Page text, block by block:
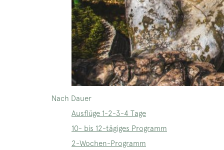
Nach Dauer
Ausflüge 1-2-3-4 Tage
10- bis 12-tägiges Programm
2-Wochen-Programm